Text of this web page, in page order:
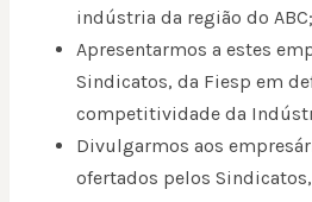
indústria da região do ABC;
Apresentarmos a estes
Sindicatos, da Fiesp em
competitividade da
Divulgarmos aos
ofertados pelos